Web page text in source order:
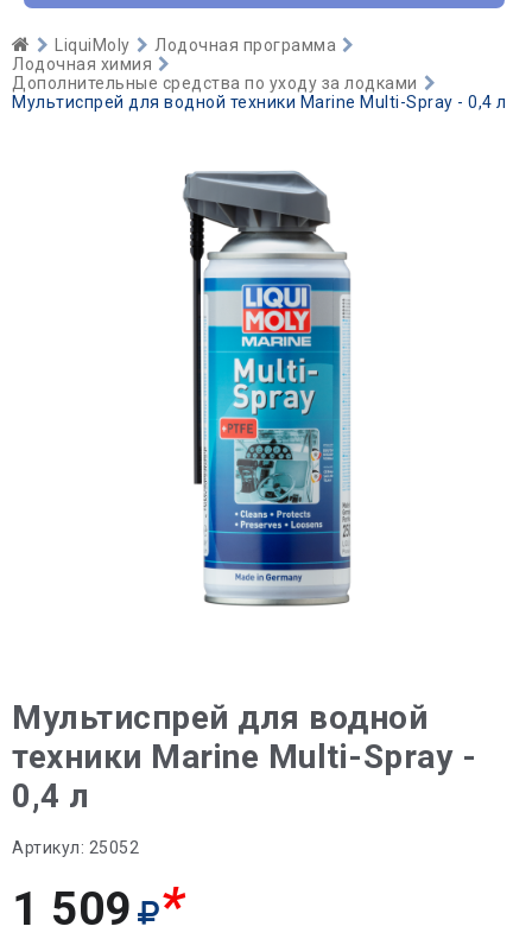
LiquiMoly
Лодочная программа
Лодочная химия
Дополнительные средства по уходу за лодками
Мультиспрей для водной техники Marine Multi-Spray - 0,4 л
Мультиспрей для водной
техники Marine Multi-Spray -
0,4 л
Артикул: 25052
1 509 *